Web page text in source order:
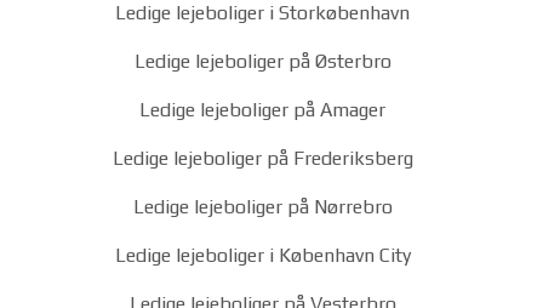
Ledige lejeboliger i Storkøbenhavn
Ledige lejeboliger på Østerbro
Ledige lejeboliger på Amager
Ledige lejeboliger på Frederiksberg
Ledige lejeboliger på Nørrebro
Ledige lejeboliger i København City